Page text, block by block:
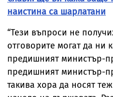
наистина са шарлатани
“Тези въпроси не
отговорите могат да ни
предишният министър-
предишният министър-
такива хора да носят